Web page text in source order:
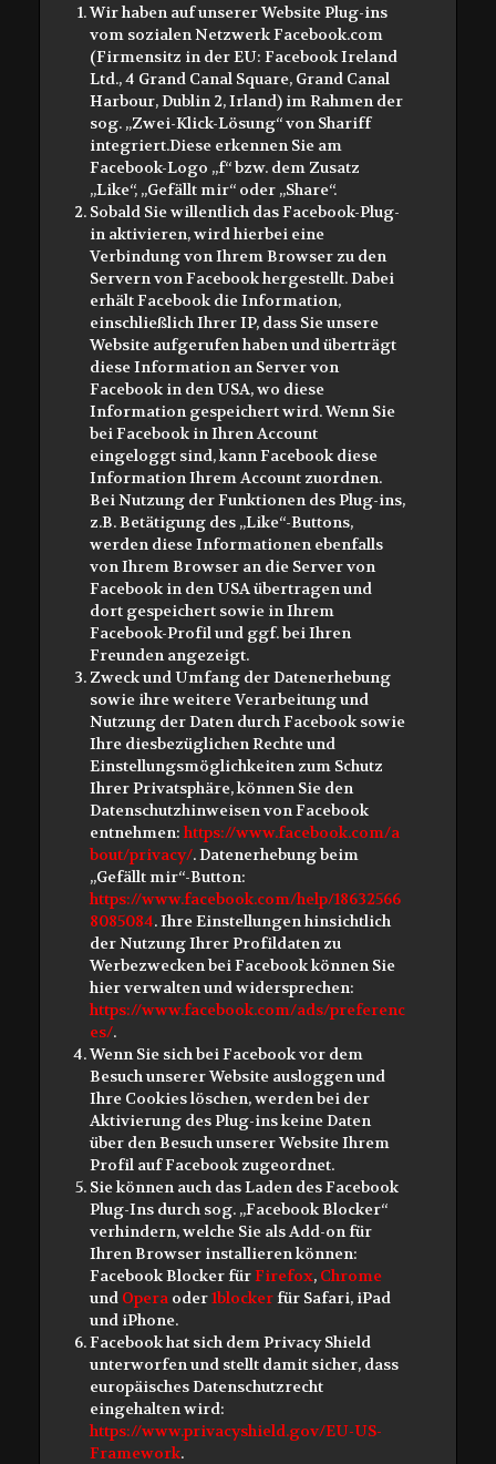
Wir haben auf unserer Website Plug-ins
vom sozialen Netzwerk Facebook.com
(Firmensitz in der EU: Facebook Ireland
Ltd., 4 Grand Canal Square, Grand Canal
Harbour, Dublin 2, Irland) im Rahmen der
sog. „Zwei-Klick-Lösung“ von Shariff
integriert.Diese erkennen Sie am
Facebook-Logo „f“ bzw. dem Zusatz
„Like“, „Gefällt mir“ oder „Share“.
Sobald Sie willentlich das Facebook-Plug-
in aktivieren, wird hierbei eine
Verbindung von Ihrem Browser zu den
Servern von Facebook hergestellt. Dabei
erhält Facebook die Information,
einschließlich Ihrer IP, dass Sie unsere
Website aufgerufen haben und überträgt
diese Information an Server von
Facebook in den USA, wo diese
Information gespeichert wird. Wenn Sie
bei Facebook in Ihren Account
eingeloggt sind, kann Facebook diese
Information Ihrem Account zuordnen.
Bei Nutzung der Funktionen des Plug-ins,
z.B. Betätigung des „Like“-Buttons,
werden diese Informationen ebenfalls
von Ihrem Browser an die Server von
Facebook in den USA übertragen und
dort gespeichert sowie in Ihrem
Facebook-Profil und ggf. bei Ihren
Freunden angezeigt.
Zweck und Umfang der Datenerhebung
sowie ihre weitere Verarbeitung und
Nutzung der Daten durch Facebook sowie
Ihre diesbezüglichen Rechte und
Einstellungsmöglichkeiten zum Schutz
Ihrer Privatsphäre, können Sie den
Datenschutzhinweisen von Facebook
entnehmen: https://www.facebook.com/a
bout/privacy/. Datenerhebung beim
„Gefällt mir“-Button:
https://www.facebook.com/help/18632566
8085084. Ihre Einstellungen hinsichtlich
der Nutzung Ihrer Profildaten zu
Werbezwecken bei Facebook können Sie
hier verwalten und widersprechen:
https://www.facebook.com/ads/preferenc
es/.
Wenn Sie sich bei Facebook vor dem
Besuch unserer Website ausloggen und
Ihre Cookies löschen, werden bei der
Aktivierung des Plug-ins keine Daten
über den Besuch unserer Website Ihrem
Profil auf Facebook zugeordnet.
Sie können auch das Laden des Facebook
Plug-Ins durch sog. „Facebook Blocker“
verhindern, welche Sie als Add-on für
Ihren Browser installieren können:
Facebook Blocker fürFirefox, Chrome
und Opera oder1blocker für Safari, iPad
und iPhone.
Facebook hat sich dem Privacy Shield
unterworfen und stellt damit sicher, dass
europäisches Datenschutzrecht
eingehalten wird:
https://www.privacyshield.gov/EU-US-
Framework.